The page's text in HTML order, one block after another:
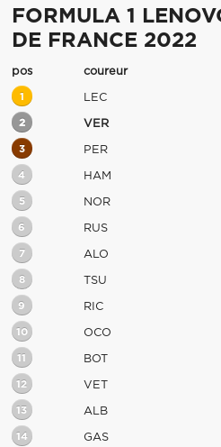
FORMULA 1
DE FRANCE 2022
pos coureur
1 LEC
2 VER
3 PER
4 HAM
5 NOR
6 RUS
7 ALO
8 TSU
9 RIC
10 OCO
11 BOT
12 VET
13 ALB
14 GAS